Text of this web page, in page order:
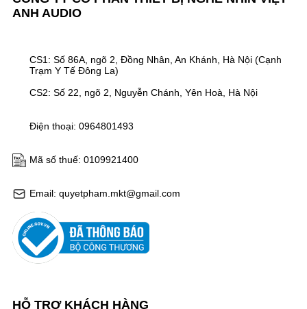
ANH AUDIO
Email: quyetpham.mkt@gmail.com
Mã số thuế: 0109921400
Điện thoại: 0964801493
CS1: Số 86A, ngõ 2, Đồng Nhân, An Khánh, Hà Nội (Cạnh
Trạm Y Tế Đông La)
CS2: Số 22, ngõ 2, Nguyễn Chánh, Yên Hoà, Hà Nội
HỖ TRỢ KHÁCH HÀNG